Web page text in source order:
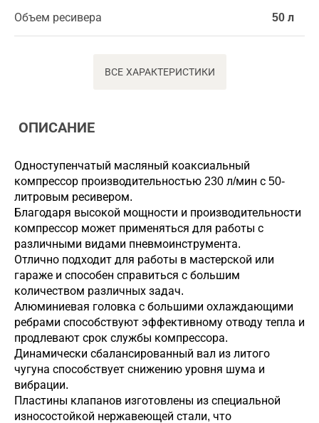
Объем ресивера 50 л
ВСЕ ХАРАКТЕРИСТИКИ
ОПИСАНИЕ
Одноступенчатый масляный коаксиальный
компрессор производительностью 230 л/мин с 50-
литровым ресивером.
Благодаря высокой мощности и производительности
компрессор может применяться для работы с
различными видами пневмоинструмента.
Отлично подходит для работы в мастерской или
гараже и способен справиться с большим
количеством различных задач.
Алюминиевая головка с большими охлаждающими
ребрами способствуют эффективному отводу тепла и
продлевают срок службы компрессора.
Динамически сбалансированный вал из литого
чугуна способствует снижению уровня шума и
вибрации.
Пластины клапанов изготовлены из специальной
износостойкой нержавеющей стали, что